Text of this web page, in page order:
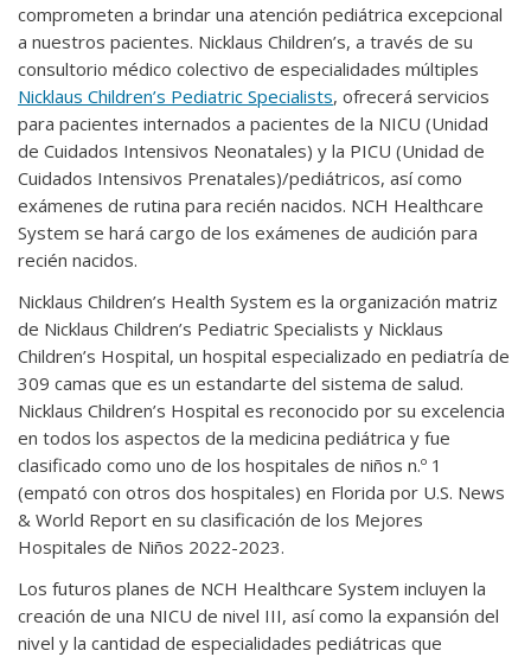
comprometen a brindar una atención pediátrica excepcional
a nuestros pacientes. Nicklaus Children’s, a través de su
consultorio médico colectivo de especialidades múltiples
Nicklaus Children’s Pediatric Specialists, ofrecerá servicios
para pacientes internados a pacientes de la NICU (Unidad
de Cuidados Intensivos Neonatales) y la PICU (Unidad de
Cuidados Intensivos Prenatales)/pediátricos, así como
exámenes de rutina para recién nacidos. NCH Healthcare
System se hará cargo de los exámenes de audición para
recién nacidos.
Nicklaus Children’s Health System es la organización matriz
de Nicklaus Children’s Pediatric Specialists y Nicklaus
Children’s Hospital, un hospital especializado en pediatría de
309 camas que es un estandarte del sistema de salud.
Nicklaus Children’s Hospital es reconocido por su excelencia
en todos los aspectos de la medicina pediátrica y fue
clasificado como uno de los hospitales de niños n.º 1
(empató con otros dos hospitales) en Florida por U.S. News
& World Report en su clasificación de los Mejores
Hospitales de Niños 2022-2023.
Los futuros planes de NCH Healthcare System incluyen la
creación de una NICU de nivel III, así como la expansión del
nivel y la cantidad de especialidades pediátricas que